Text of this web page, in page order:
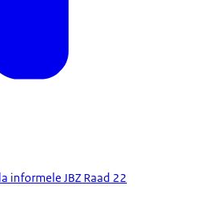
informele JBZ Raad 22